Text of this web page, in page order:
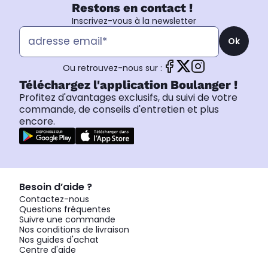
Restons en contact !
Inscrivez-vous à la newsletter
Ok
Ou retrouvez-nous sur :
Téléchargez l'application Boulanger !
Profitez d'avantages exclusifs, du suivi de votre
commande, de conseils d'entretien et plus
encore.
Besoin d’aide ?
Contactez-nous
Questions fréquentes
Suivre une commande
Nos conditions de livraison
Nos guides d'achat
Centre d'aide